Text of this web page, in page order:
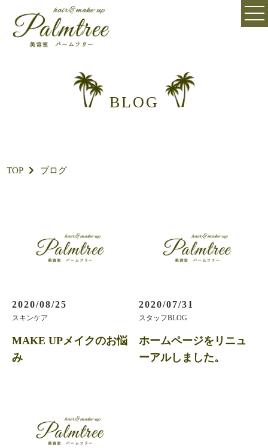
BLOG
TOP ブログ
2020/08/25
スキンケア
MAKE UPメイクのお悩
み
2020/07/31
スタッフBLOG
ホームページをリニュ
ーアルしました。